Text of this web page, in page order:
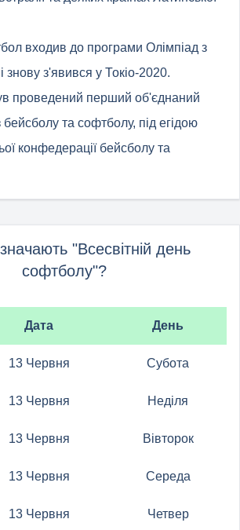
входив до програми Олімпіад з
знову з'явився у Токіо-2020.
проведений перший об'єднаний
бейсболу та софтболу, під егідою
конфедерації бейсболу та
"Всесвітній день
софтболу"?
Дата День
13 Червня Субота
13 Червня Неділя
13 Червня Вівторок
13 Червня Середа
13 Червня Четвер